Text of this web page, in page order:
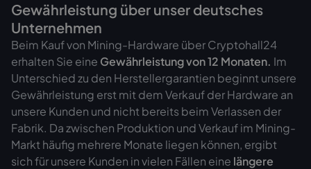
Gewährleistung über unser deutsches
Unternehmen
Beim Kauf von Mining-Hardware über Cryptohall24
erhalten Sie eine Gewährleistung von12 Monaten. Im
Unterschied zu den Herstellergarantien beginnt unsere
Gewährleistung erst mit dem Verkauf der Hardware an
unsere Kunden und nicht bereits beim Verlassen der
Fabrik. Da zwischen Produktion und Verkauf im Mining-
Markt häufig mehrere Monate liegen können, ergibt
sich für unsere Kunden in vielen Fällen eine längere